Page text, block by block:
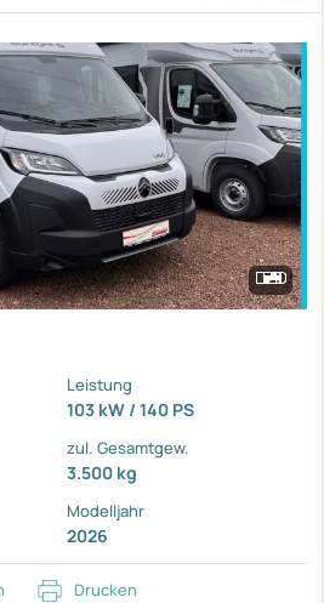
Leistung
103 kW / 140 PS
zul. Gesamtgew.
3.500 kg
Modelljahr
2026
Drucken